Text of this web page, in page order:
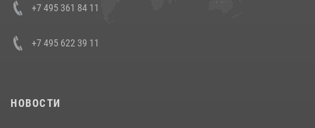
Кавказском федеральном округе Виталием Кузнецовым
+7 495 361 84 11
+7 495 622 39 11
НОВОСТИ